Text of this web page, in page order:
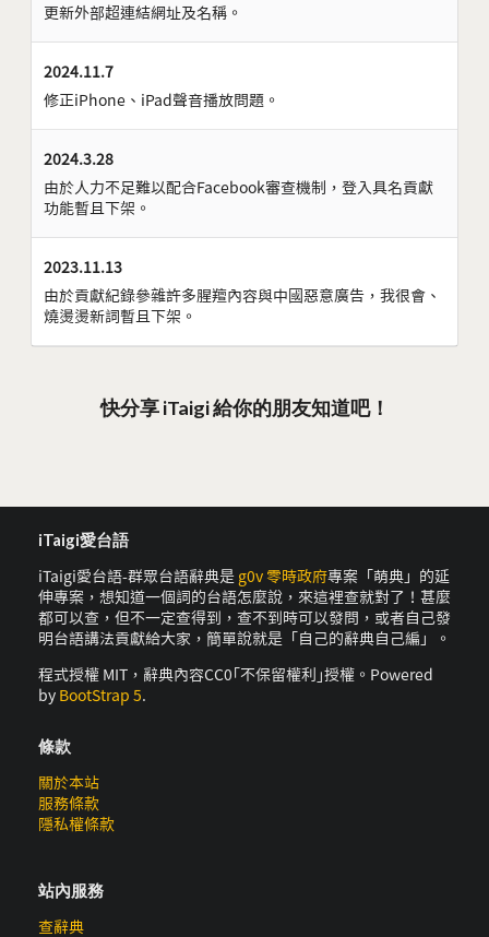
更新外部超連結網址及名稱。
2024.11.7
修正iPhone、iPad聲音播放問題。
2024.3.28
由於人力不足難以配合Facebook審查機制，登入具名貢獻
功能暫且下架。
2023.11.13
由於貢獻紀錄參雜許多腥羶內容與中國惡意廣告，我很會、
燒燙燙新詞暫且下架。
快分享 iTaigi 給你的朋友知道吧！
iTaigi愛台語
iTaigi愛台語-群眾台語辭典是 g0v 零時政府專案「萌典」的延
伸專案，想知道一個詞的台語怎麼說，來這裡查就對了！甚麼
都可以查，但不一定查得到，查不到時可以發問，或者自己發
明台語講法貢獻給大家，簡單說就是「自己的辭典自己編」。
程式授權 MIT，辭典內容CC0｢不保留權利｣授權。Powered
by BootStrap 5.
條款
關於本站
服務條款
隱私權條款
站內服務
查辭典